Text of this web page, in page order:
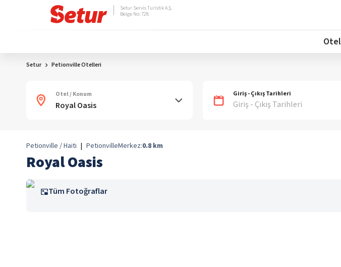
Setur Servis Turistik A.Ş.
Belge No: 728
Otel
Setur Petionville Otelleri
Otel / Konum Giriş - Çıkış Tarihleri
Giriş - Çıkış Tarihleri
Petionville / Haiti | PetionvilleMerkez:0.8 km
Royal Oasis
Tüm Fotoğraflar